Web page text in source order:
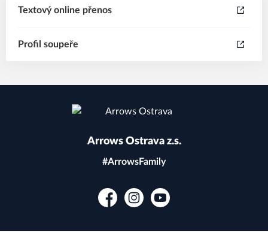
Textový online přenos
Profil soupeře
Arrows Ostrava z.s.
#ArrowsFamily
FacebookInstagramYouTube